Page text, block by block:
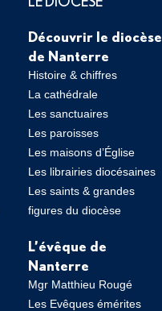
Découvrir le diocèse
de Nanterre
Histoire & chiffres
La cathédrale
Les sanctuaires
Les paroisses
Les maisons d’Église
Les librairies diocésaines
Les saints & grandes
figures du diocèse
L’évêque de
Nanterre
Mgr Matthieu Rougé
Les Evêques émérites